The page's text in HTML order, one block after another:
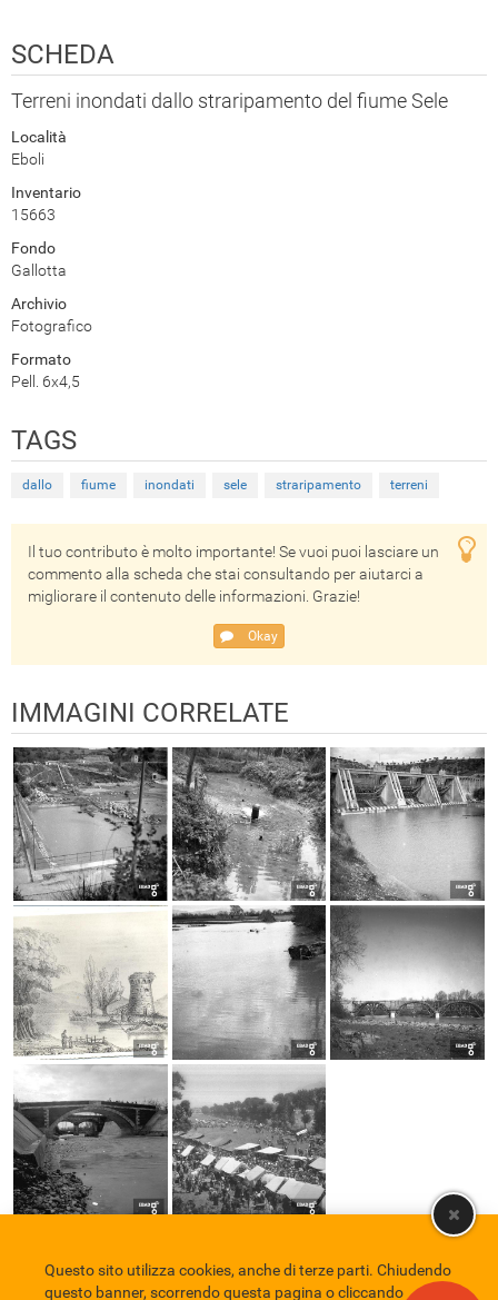
SCHEDA
Terreni inondati dallo straripamento del fiume Sele
Località
Eboli
Inventario
15663
Fondo
Gallotta
Archivio
Fotografico
Formato
Pell. 6x4,5
TAGS
dallo fiume inondati sele straripamento terreni
Il tuo contributo è molto importante! Se vuoi puoi lasciare un
commento alla scheda che stai consultando per aiutarci a
migliorare il contenuto delle informazioni. Grazie!
Okay
IMMAGINI CORRELATE
Comune di Eboli Servizio Bibliotecario Nazionale Privacy policy
Questo sito utilizza cookies, anche di terze parti. Chiudendo
questo banner, scorrendo questa pagina o cliccando